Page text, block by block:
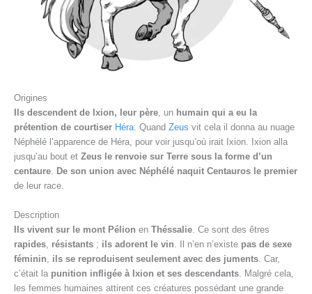
Origines
Ils descendent de Ixion, leur père, un humain qui a eu la
prétention de courtiser Héra. Quand Zeus vit cela il donna au nuage
Néphélé l’apparence de Héra, pour voir jusqu’où irait Ixion. Ixion alla
jusqu’au bout et Zeus le renvoie sur Terre sous la forme d’un
centaure. De son union avec Néphélé naquit Centauros le premier
de leur race.
Description
Ils vivent sur le mont Pélion en Théssalie . Ce sont des êtres
rapides résistants ; ils adorent le vin . Il n’en n’existe pas de sexe
féminin
ils se reproduisent seulement avec des juments . Car,
c’était la punition infligée à Ixion et ses descendants . Malgré cela,
les femmes humaines attirent ces créatures possédant une grande